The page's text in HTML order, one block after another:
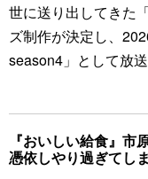
世に送り出してきた
ズ制作が決定し、
season4」として放
『おいしい給食』
憑依しやり過ぎてし